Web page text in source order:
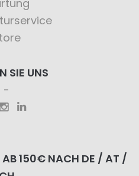
SIE UNS
AB 150€ NACH DE / AT /